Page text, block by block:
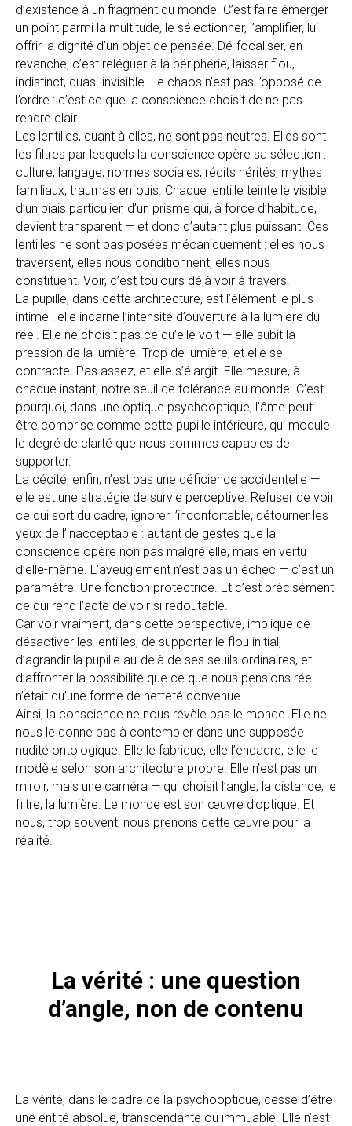
d’existence à un fragment du monde. C’est faire émerger
un point parmi la multitude, le sélectionner, l’amplifier, lui
offrir la dignité d’un objet de pensée. Dé-focaliser, en
revanche, c’est reléguer à la périphérie, laisser flou,
indistinct, quasi-invisible. Le chaos n’est pas l’opposé de
l’ordre : c’est ce que la conscience choisit de ne pas
rendre clair.
Les lentilles, quant à elles, ne sont pas neutres. Elles sont
les filtres par lesquels la conscience opère sa sélection :
culture, langage, normes sociales, récits hérités, mythes
familiaux, traumas enfouis. Chaque lentille teinte le visible
d’un biais particulier, d’un prisme qui, à force d’habitude,
devient transparent — et donc d’autant plus puissant. Ces
lentilles ne sont pas posées mécaniquement : elles nous
traversent, elles nous conditionnent, elles nous
constituent. Voir, c’est toujours déjà voir à travers.
La pupille, dans cette architecture, est l’élément le plus
intime : elle incarne l’intensité d’ouverture à la lumière du
réel. Elle ne choisit pas ce qu’elle voit — elle subit la
pression de la lumière. Trop de lumière, et elle se
contracte. Pas assez, et elle s’élargit. Elle mesure, à
chaque instant, notre seuil de tolérance au monde. C’est
pourquoi, dans une optique psychooptique, l’âme peut
être comprise comme cette pupille intérieure, qui module
le degré de clarté que nous sommes capables de
supporter.
La cécité, enfin, n’est pas une déficience accidentelle —
elle est une stratégie de survie perceptive. Refuser de voir
ce qui sort du cadre, ignorer l’inconfortable, détourner les
yeux de l’inacceptable : autant de gestes que la
conscience opère non pas malgré elle, mais en vertu
d’elle-même. L’aveuglement n’est pas un échec — c’est un
paramètre. Une fonction protectrice. Et c’est précisément
ce qui rend l’acte de voir si redoutable.
Car voir vraiment, dans cette perspective, implique de
désactiver les lentilles, de supporter le flou initial,
d’agrandir la pupille au-delà de ses seuils ordinaires, et
d’affronter la possibilité que ce que nous pensions réel
n’était qu’une forme de netteté convenue.
Ainsi, la conscience ne nous révèle pas le monde. Elle ne
nous le donne pas à contempler dans une supposée
nudité ontologique. Elle le fabrique, elle l’encadre, elle le
modèle selon son architecture propre. Elle n’est pas un
miroir, mais une caméra — qui choisit l’angle, la distance, le
filtre, la lumière. Le monde est son œuvre d’optique. Et
nous, trop souvent, nous prenons cette œuvre pour la
réalité.
La vérité : une question
d’angle, non de contenu
La vérité, dans le cadre de la psychooptique, cesse d’être
une entité absolue, transcendante ou immuable. Elle n’est